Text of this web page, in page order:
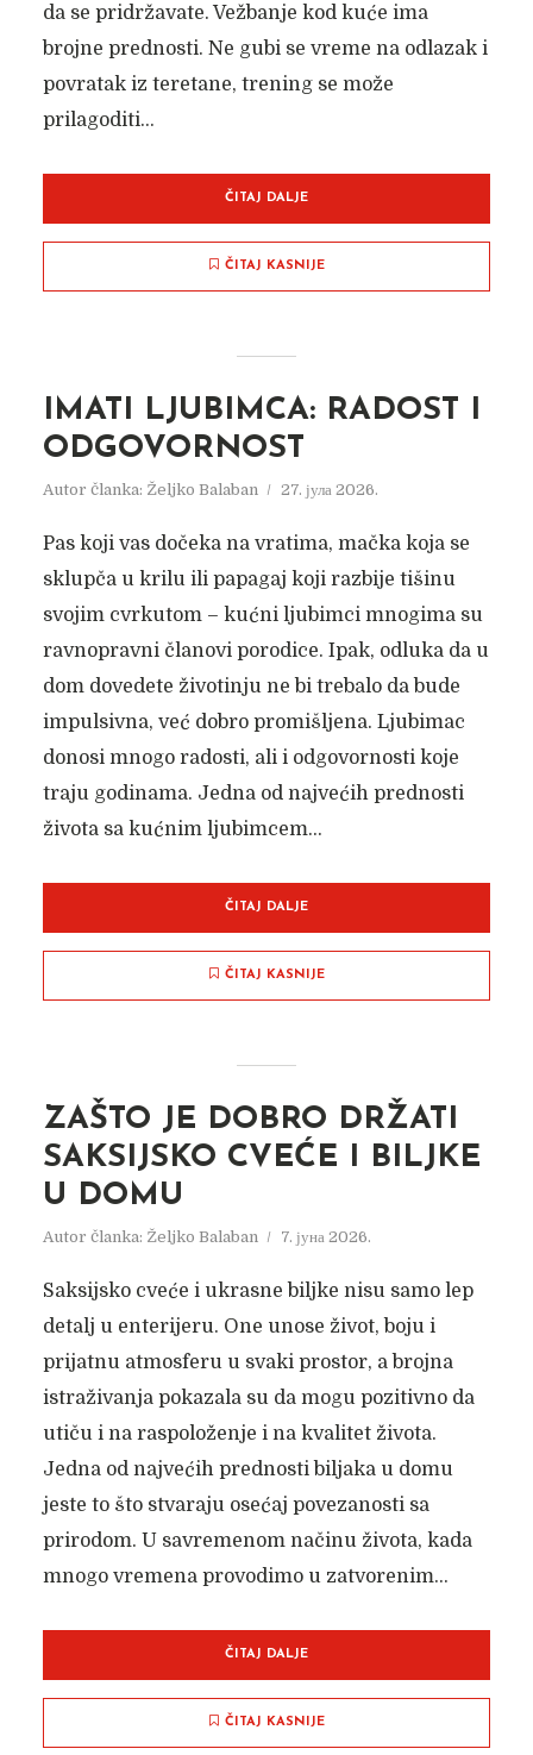
STAMBENIH ZAJEDNICA
Autor članka:Nadica Jakovljev
da se pridržavate. Vežbanje kod kuće ima
brojne prednosti. Ne gubi se vreme na odlazak i
povratak iz teretane, trening se može
prilagoditi...
ČITAJ DALJE
ČITAJ KASNIJE
IMATI LJUBIMCA: RADOST I
ODGOVORNOST
Autor članka: Željko Balaban 27. јула 2026.
Pas koji vas dočeka na vratima, mačka koja se
sklupča u krilu ili papagaj koji razbije tišinu
svojim cvrkutom – kućni ljubimci mnogima su
ravnopravni članovi porodice. Ipak, odluka da u
dom dovedete životinju ne bi trebalo da bude
impulsivna, već dobro promišljena. Ljubimac
donosi mnogo radosti, ali i odgovornosti koje
traju godinama. Jedna od najvećih prednosti
života sa kućnim ljubimcem...
ČITAJ DALJE
ČITAJ KASNIJE
ZAŠTO JE DOBRO DRŽATI
SAKSIJSKO CVEĆE I BILJKE
U DOMU
Autor članka: Željko Balaban 7. јуна 2026.
Saksijsko cveće i ukrasne biljke nisu samo lep
detalj u enterijeru. One unose život, boju i
prijatnu atmosferu u svaki prostor, a brojna
istraživanja pokazala su da mogu pozitivno da
utiču i na raspoloženje i na kvalitet života.
Jedna od najvećih prednosti biljaka u domu
jeste to što stvaraju osećaj povezanosti sa
prirodom. U savremenom načinu života, kada
mnogo vremena provodimo u zatvorenim...
ČITAJ DALJE
ČITAJ KASNIJE